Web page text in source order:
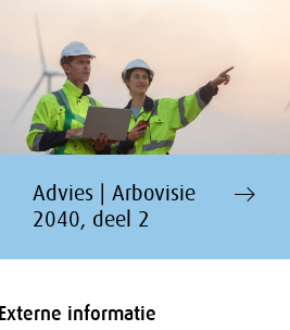
Advies | Arbovisie
2040, deel 2
Externe informatie